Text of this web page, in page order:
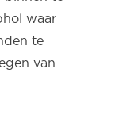
waar
te
van